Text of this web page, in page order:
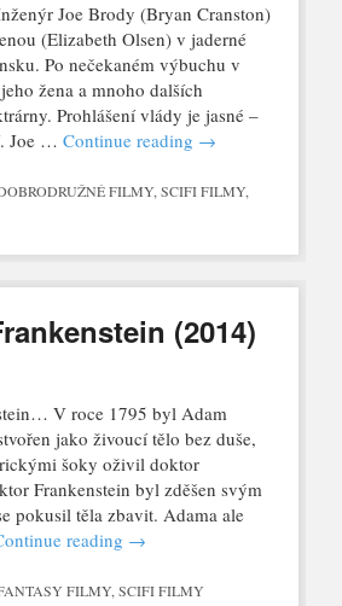
Joe Brody (Bryan Cranston)
(Elizabeth Olsen) v jaderné
Po nečekaném výbuchu v
žena a mnoho dalších
Prohlášení vlády je jasné –
Joe … Continue reading →
FILMY,SCIFI FILMY,
(2014)
V roce 1795 byl Adam
jako živoucí tělo bez duše,
šoky oživil doktor
Frankenstein byl zděšen svým
pokusil těla zbavit. Adama ale
reading →
FILMY, SCIFI FILMY